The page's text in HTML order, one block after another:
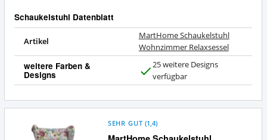
Schaukelstuhl Datenblatt
Artikel
MartHome Schaukelstuhl
Wohnzimmer Relaxsessel
weitere Farben &
Designs
a
25 weitere Designs
verfügbar
SEHR GUT (1,4)